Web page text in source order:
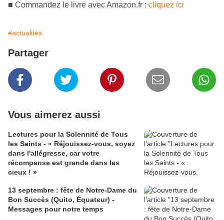
■ Commandez le livre avec Amazon.fr : cliquez ici
#actualités
Partager
Vous aimerez aussi
Lectures pour la Solennité de Tous
les Saints - « Réjouissez-vous, soyez
dans l'allégresse, car votre
récompense est grande dans les
cieux ! »
13 septembre : fête de Notre-Dame du
Bon Succès (Quito, Équateur) -
Messages pour notre temps